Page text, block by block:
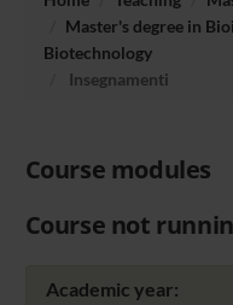
Master's degree in
Biotechnology
Insegnamenti
Course modules
Course not
Academic year: